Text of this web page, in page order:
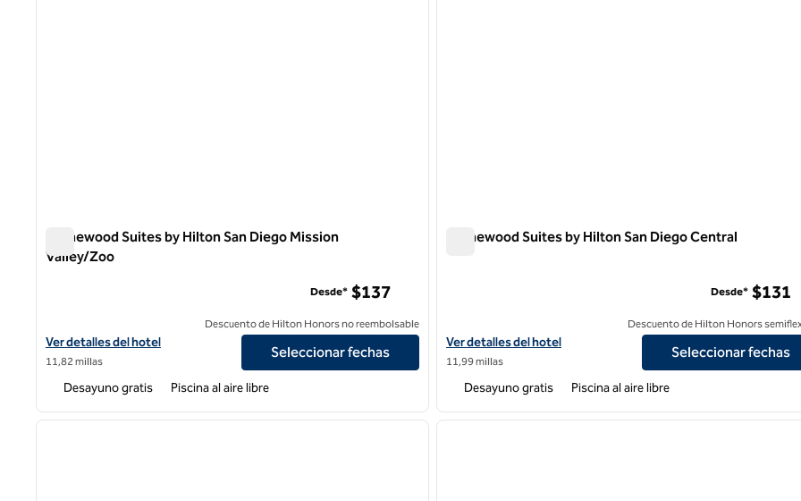
Homewood Suites by Hilton San Diego Mission
Valley/Zoo
Ver detalles del hotel Homewood Suites by Hilton San Diego Mission Valley/Zoo
Ver detalles del hotel
11,82 millas
Desde* $137
Descuento de Hilton Honors no reembolsable
Seleccionar fechas
Desayuno gratis Piscina al aire libre
Homewood Suites by Hilton San Diego Central
Ver detalles del hotel Homewood Suites by Hilton San Diego
Ver detalles del hotel
11,99 millas
Desde* $131
Descuento de Hilton Honors
Seleccionar fechas
Desayuno gratis Piscina al aire libre
1 de 5
siguiente imagen
1 de 12